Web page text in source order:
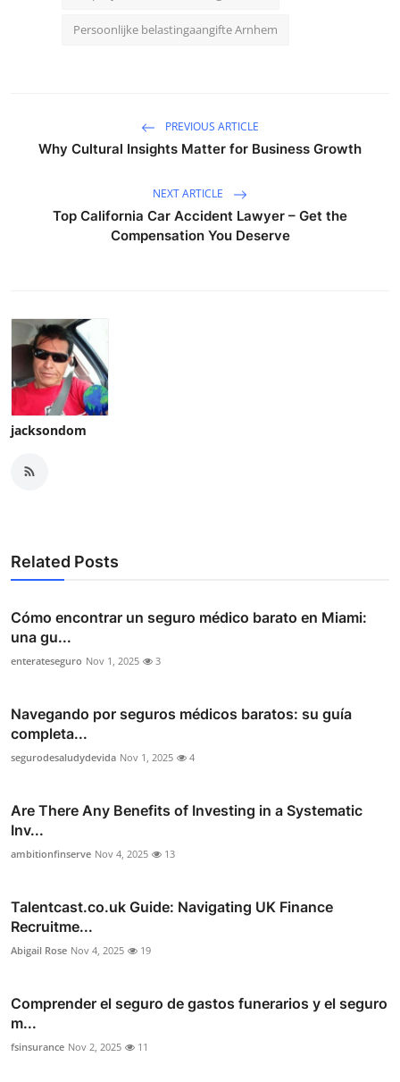
Persoonlijke belastingaangifte Arnhem
PREVIOUS ARTICLE
Why Cultural Insights Matter for Business Growth
NEXT ARTICLE
Top California Car Accident Lawyer – Get the
Compensation You Deserve
jacksondom
Related Posts
Cómo encontrar un seguro médico barato en Miami:
una gu...
enterateseguro Nov 1, 2025 3
Navegando por seguros médicos baratos: su guía
completa...
segurodesaludydevida Nov 1, 2025 4
Are There Any Benefits of Investing in a Systematic
Inv...
ambitionfinserve Nov 4, 2025 13
Talentcast.co.uk Guide: Navigating UK Finance
Recruitme...
Abigail Rose Nov 4, 2025 19
Comprender el seguro de gastos funerarios y el seguro
m...
fsinsurance Nov 2, 2025 11